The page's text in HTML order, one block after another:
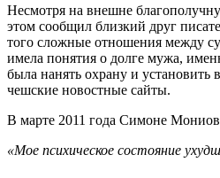
Несмотря на внешне
этом сообщил близкий друг
того сложные отношения между
имела понятия о долге мужа,
была нанять охрану и
чешские новостные сайты.
В марте 2011 года Симоне
«Мое психическое состояние